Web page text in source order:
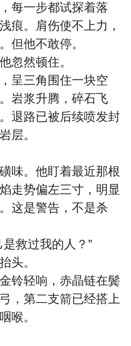
每一步都试探着落
痕。肩伤使不上力，
但他不敢停。
忽然顿住。
呈三角围住一块空
岩浆升腾，碎石飞
退路已被后续喷发封
层。
味。他盯着最近那根
走势偏左三寸，明显
这是警告，不是杀
救过我的人？”
头。
铃轻响，赤晶链在鬓
，第二支箭已经搭上
喉。